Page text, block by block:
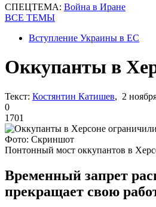
СПЕЦТЕМА: Война в Иране
ВСЕ ТЕМЫ
Вступление Украины в ЕС
Оккупанты в
Текст: Костянтин Катишев, 2
0
1701
Фото: Скриншот
Понтонный мост оккупантов в
Временный запрет
прекращает свою